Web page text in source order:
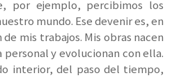
por ejemplo, percibimos los
mundo. Ese devenir es, en
mis trabajos. Mis obras nacen
personal y evolucionan con ella.
interior, del paso del tiempo,